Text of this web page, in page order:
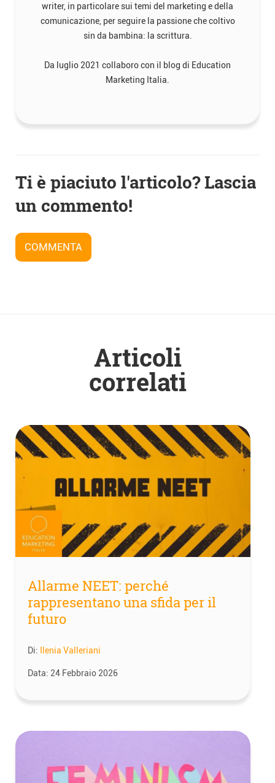
writer, in particolare sui temi del marketing e della
comunicazione, per seguire la passione che coltivo
sin da bambina: la scrittura.
Da luglio 2021 collaboro con il blog di Education
Marketing Italia.
Navigazione
articoli
Ti è piaciuto l'articolo? Lascia
un commento!
COMMENTA
Articoli
correlati
Allarme NEET: perché
rappresentano una sfida per il
futuro
Di: Ilenia Valleriani
Data: 24 Febbraio 2026